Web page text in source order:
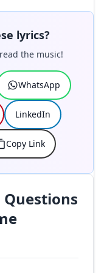
lyrics?
the music!
WhatsApp
LinkedIn
Copy Link